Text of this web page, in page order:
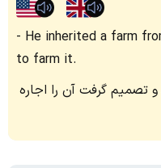
He inherited a farm
to farm it.
و تصمیم گرفت آن را اجاره